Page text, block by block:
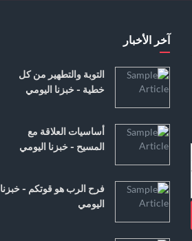
آخر الأخبار
التوبة والتطهير من كل
خطية - خبزنا اليومي
أساسيات العلاقة مع
المسيح - خبزنا اليومي
فرح الرب هو قوتكم - خبزنا
اليومي